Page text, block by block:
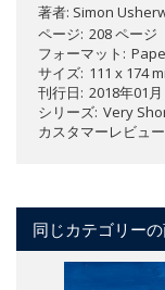
著者: Simon
ページ 208 ページ
フォーマット
サイズ 111 x 174
刊行日 2018年01月
シリーズ Very
カスタマーレビュー
同じカテゴリー